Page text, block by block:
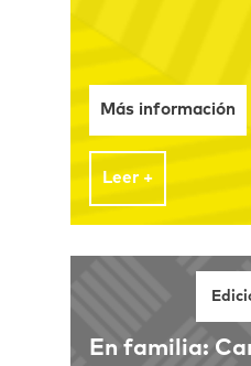
Más información
Leer +
En familia: